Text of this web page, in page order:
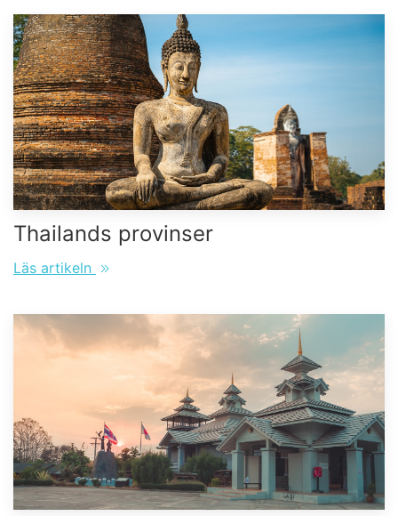
Thailands provinser
Läs artikeln